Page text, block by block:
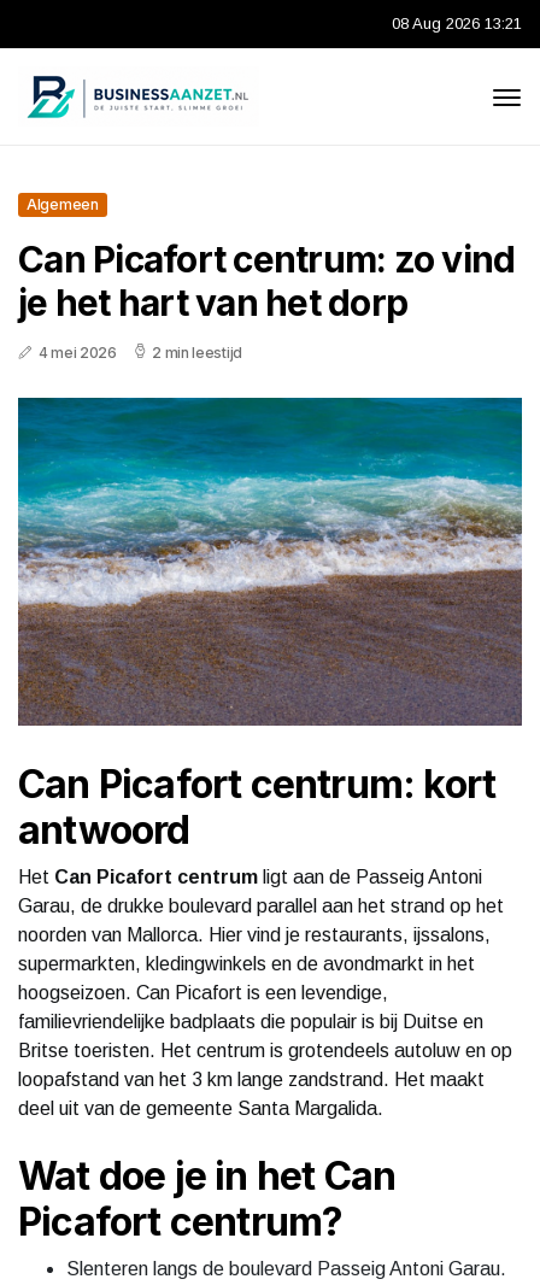
08 Aug 2026 13:21
Algemeen
Can Picafort centrum: zo vind
je het hart van het dorp
4 mei 2026 2 min leestijd
Can Picafort centrum: kort
antwoord
Het Can Picafort centrum ligt aan de Passeig Antoni
Garau, de drukke boulevard parallel aan het strand op het
noorden van Mallorca. Hier vind je restaurants, ijssalons,
supermarkten, kledingwinkels en de avondmarkt in het
hoogseizoen. Can Picafort is een levendige,
familievriendelijke badplaats die populair is bij Duitse en
Britse toeristen. Het centrum is grotendeels autoluw en op
loopafstand van het 3 km lange zandstrand. Het maakt
deel uit van de gemeente Santa Margalida.
Wat doe je in het Can
Picafort centrum?
Slenteren langs de boulevard Passeig Antoni Garau.